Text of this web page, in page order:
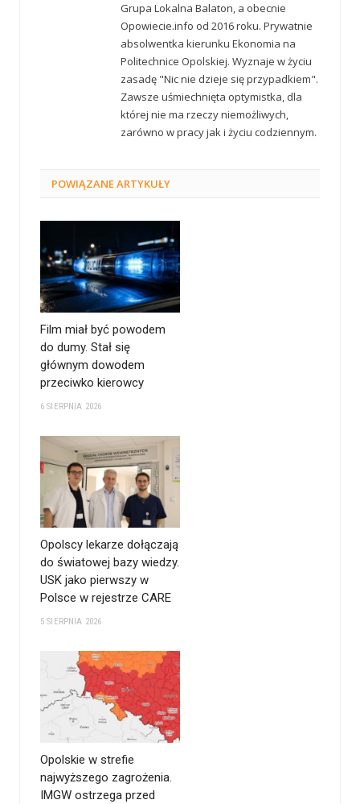
Grupa Lokalna Balaton, a obecnie
Opowiecie.info od 2016 roku. Prywatnie
absolwentka kierunku Ekonomia na
Politechnice Opolskiej. Wyznaje w życiu
zasadę "Nic nie dzieje się przypadkiem".
Zawsze uśmiechnięta optymistka, dla
której nie ma rzeczy niemożliwych,
zarówno w pracy jak i życiu codziennym.
POWIĄZANEARTYKUŁY
Film miał być powodem
do dumy. Stał się
głównym dowodem
przeciwko kierowcy
6 SIERPNIA 2026
Opolscy lekarze dołączają
do światowej bazy wiedzy.
USK jako pierwszy w
Polsce w rejestrze CARE
5 SIERPNIA 2026
Opolskie w strefie
najwyższego zagrożenia.
IMGW ostrzega przed